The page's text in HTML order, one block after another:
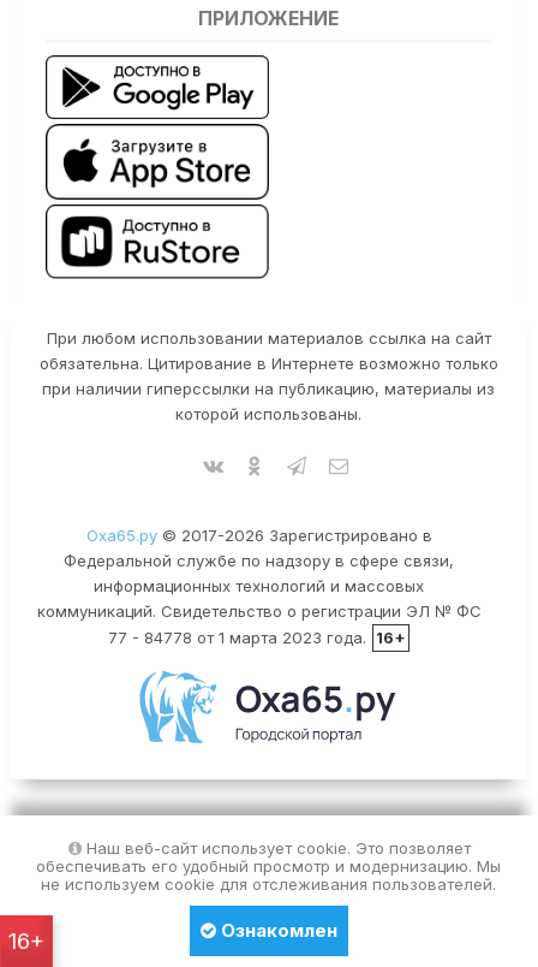
ПРИЛОЖЕНИЕ
При любом использовании материалов ссылка на сайт
обязательна. Цитирование в Интернете возможно только
при наличии гиперссылки на публикацию, материалы из
которой использованы.
Оха65.ру© 2017-2026 Зарегистрировано в
Федеральной службе по надзору в сфере связи,
информационных технологий и массовых
коммуникаций. Свидетельство о регистрации ЭЛ № ФС
77 - 84778 от 1 марта 2023 года.
16+
Наш веб-сайт использует cookie. Это позволяет
обеспечивать его удобный просмотр и модернизацию. Мы
не используем cookie для отслеживания пользователей.
Ознакомлен
16+